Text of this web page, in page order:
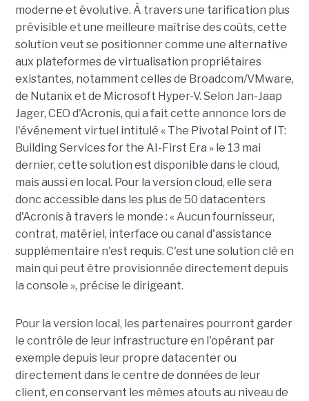
moderne et évolutive. À travers une tarification plus
prévisible et une meilleure maîtrise des coûts, cette
solution veut se positionner comme une alternative
aux plateformes de virtualisation propriétaires
existantes, notamment celles de Broadcom/VMware,
de Nutanix et de Microsoft Hyper-V. Selon Jan-Jaap
Jager, CEO d'Acronis, qui a fait cette annonce lors de
l'événement virtuel intitulé « The Pivotal Point of IT:
Building Services for the AI-First Era » le 13 mai
dernier, cette solution est disponible dans le cloud,
mais aussi en local. Pour la version cloud, elle sera
donc accessible dans les plus de 50 datacenters
d'Acronis à travers le monde : « Aucun fournisseur,
contrat, matériel, interface ou canal d'assistance
supplémentaire n'est requis. C'est une solution clé en
main qui peut être provisionnée directement depuis
la console », précise le dirigeant.
Pour la version local, les partenaires pourront garder
le contrôle de leur infrastructure en l'opérant par
exemple depuis leur propre datacenter ou
directement dans le centre de données de leur
client, en conservant les mêmes atouts au niveau de